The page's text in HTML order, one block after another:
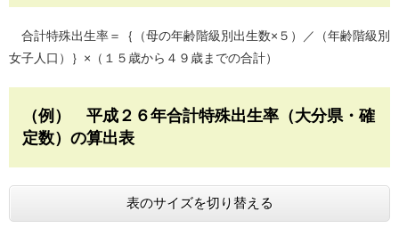
合計特殊出生率＝｛（母の年齢階級別出生数×５）／（年齢階級別
女子人口）｝×（１５歳から４９歳までの合計）
（例） 平成２６年合計特殊出生率（大分県・確
定数）の算出表
表のサイズを切り替える